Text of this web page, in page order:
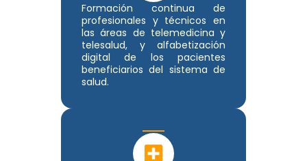
Formación continua de
profesionales y técnicos en
las áreas de telemedicina y
telesalud, y alfabetización
digital de los pacientes
beneficiarios del sistema de
salud.